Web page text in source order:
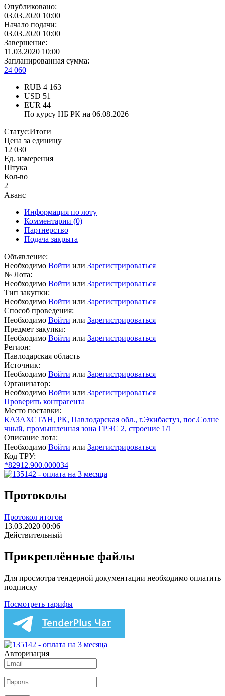
Опубликовано:
03.03.2020 10:00
Начало подачи:
03.03.2020 10:00
Завершение:
11.03.2020 10:00
Запланированная сумма:
24 060
RUB 4 163
USD 51
EUR 44
По курсу НБ РК на 06.08.2026
Статус:Итоги
Цена за единицу
12 030
Ед. измерения
Штука
Кол-во
2
Аванс
Информация по лоту
Комментарии (0)
Партнерство
Подача закрыта
Объявление:
Необходимо Войти или Зарегистрироваться
№ Лота:
Необходимо Войти или Зарегистрироваться
Тип закупки:
Необходимо Войти или Зарегистрироваться
Способ проведения:
Необходимо Войти или Зарегистрироваться
Предмет закупки:
Необходимо Войти или Зарегистрироваться
Регион:
Павлодарская область
Источник:
Необходимо Войти или Зарегистрироваться
Организатор:
Необходимо Войти или Зарегистрироваться
Проверить контрагента
Место поставки:
КАЗАХСТАН, РК, Павлодарская обл., г.Экибастуз, пос.Солне
чный, промышленная зона ГРЭС 2, строение 1/1
Описание лота:
Необходимо Войти или Зарегистрироваться
Код ТРУ:
*82912.900.000034
Протоколы
Протокол итогов
13.03.2020 00:06
Действительный
Прикреплённые файлы
Для просмотра тендерной документации необходимо оплатить
подписку
Посмотреть тарифы
Авторизация